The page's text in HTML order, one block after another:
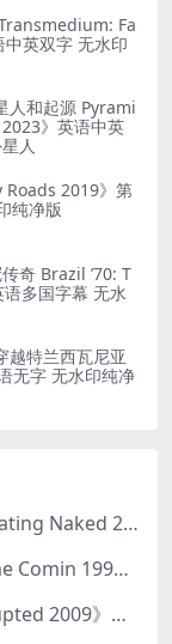
Fa
英双字 无水印
人和起源 Pyrami
》英语中英
人
Roads 2019》第
纯净版
奇 Brazil ’70: T
多国字幕 无水
越特兰西瓦尼亚
无字 无水印纯净
美国纪录片《裸体相亲/裸体约会 Dating Naked 2014-2016》第1-3季全33集 英语中英双字 无水印纯净版 1080P/MKV/85.6G 裸体相亲真人秀
加拿大纪录片《好久不见 Long Time Comin 1993》英语中英双字 官方纯净版 1080P/MKV/1G 女同性艺术家
美国纪录片《双相青春 Boy Interrupted 2009》英语中英双字 官方纯净版 1080P/MKV/1.43G 青少年躁郁症